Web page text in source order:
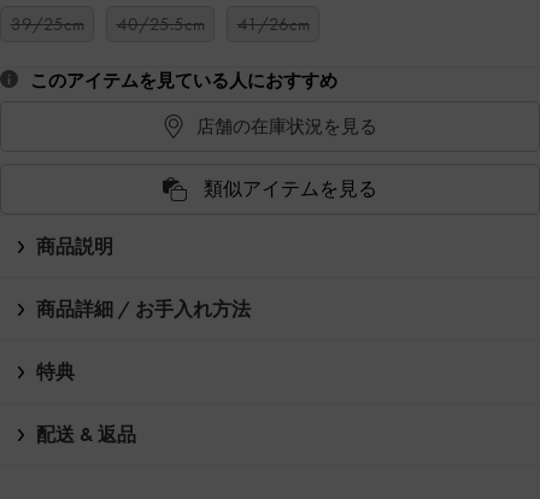
39/25cm 40/25.5cm 41/26cm
このアイテムを見ている人におすすめ
店舗の在庫状況を見る
類似アイテムを見る
商品説明
商品詳細 / お手入れ方法
特典
配送 & 返品